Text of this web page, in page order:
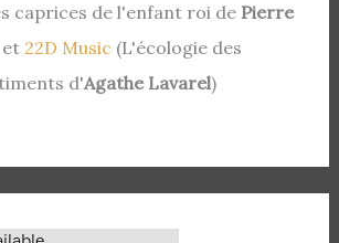
caprices de l'enfant roi de Pierre
et 22D Music (L'écologie des
d'Agathe Lavarel)